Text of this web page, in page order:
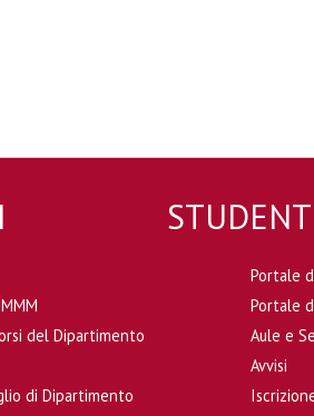
del Dipartimento
di Dipartimento
Portale
Portale
Aule e
Avvisi